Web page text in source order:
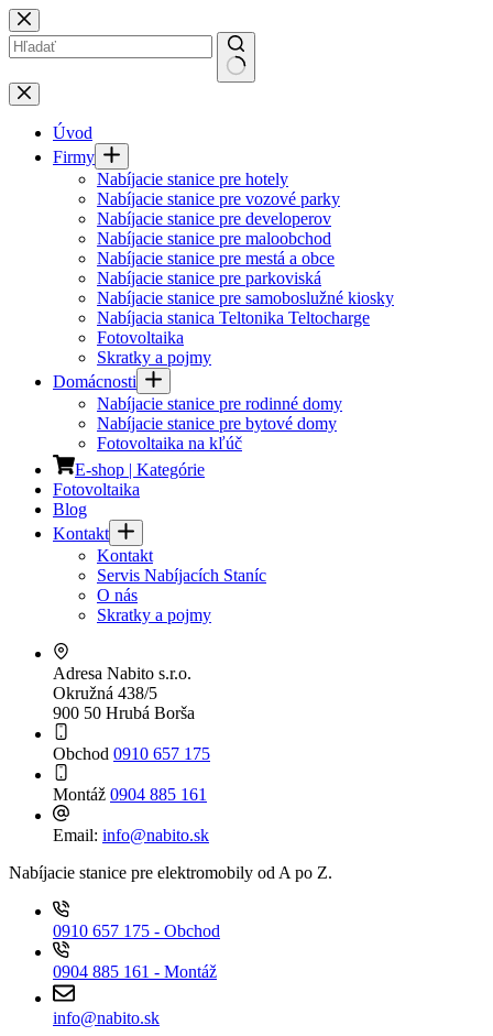
Skip
to
content
No
results
Úvod
Firmy
Nabíjacie stanice pre hotely
Nabíjacie stanice pre vozové parky
Nabíjacie stanice pre developerov
Nabíjacie stanice pre maloobchod
Nabíjacie stanice pre mestá a obce
Nabíjacie stanice pre parkoviská
Nabíjacie stanice pre samoboslužné kiosky
Nabíjacia stanica Teltonika Teltocharge
Fotovoltaika
Skratky a pojmy
Domácnosti
Nabíjacie stanice pre rodinné domy
Nabíjacie stanice pre bytové domy
Fotovoltaika na kľúč
E-shop | Kategórie
Fotovoltaika
Blog
Kontakt
Kontakt
Servis Nabíjacích Staníc
O nás
Skratky a pojmy
Adresa Nabito s.r.o.
Okružná 438/5
900 50 Hrubá Borša
Obchod 0910 657 175
Montáž 0904 885 161
Email: info@nabito.sk
Nabíjacie stanice pre elektromobily od A po Z.
0910 657 175 - Obchod
0904 885 161 - Montáž
info@nabito.sk